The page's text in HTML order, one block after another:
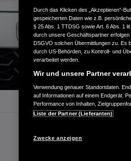
Durch das Klicken des „Akzeptieren“-
gespeicherten Daten wie z.B.
§ 25 Abs. 1 TTDSG sowie Art. 6 Abs. 1
durch unsere Geschäftspartner erfolgen
DSGVO solchen Übermittlungen zu. Es
durch US-Behörden, zu Kontroll- und
verarbeitet werden.
Wir und unsere Partner
Verwendung genauer Standortdaten.
auf Informationen auf einem Endgerät.
Performance von Inhalten,
Liste der Partner (Lieferanten)
Zwecke anzeigen